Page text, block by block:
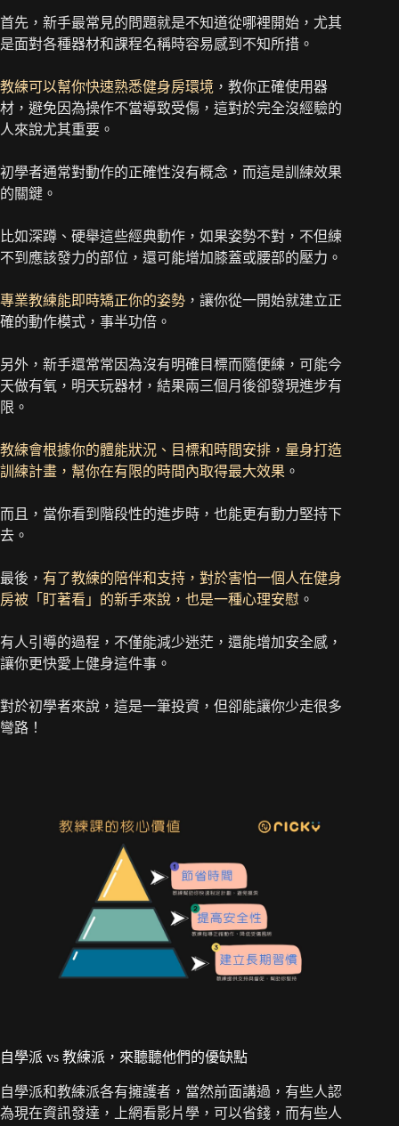
首先，新手最常見的問題就是不知道從哪裡開始，尤其
是面對各種器材和課程名稱時容易感到不知所措。
教練可以幫你快速熟悉健身房環境 ，教你正確使用器
材，避免因為操作不當導致受傷，這對於完全沒經驗的
人來說尤其重要。
初學者通常對動作的正確性沒有概念，而這是訓練效果
的關鍵。
比如深蹲、硬舉這些經典動作，如果姿勢不對，不但練
不到應該發力的部位，還可能增加膝蓋或腰部的壓力。
專業教練能即時矯正你的姿勢 ，讓你從一開始就建立正
確的動作模式，事半功倍。
另外，新手還常常因為沒有明確目標而隨便練，可能今
天做有氧，明天玩器材，結果兩三個月後卻發現進步有
限。
教練會根據你的體能狀況、目標和時間安排，量身打造
訓練計畫，幫你在有限的時間內取得最大效果 。
而且，當你看到階段性的進步時，也能更有動力堅持下
去。
最後， 有了教練的陪伴和支持，對於害怕一個人在健身
房被「盯著看」的新手來說，也是一種心理安慰 。
有人引導的過程，不僅能減少迷茫，還能增加安全感，
讓你更快愛上健身這件事。
對於初學者來說，這是一筆投資，但卻能讓你少走很多
彎路！
自學派 vs 教練派，來聽聽他們的優缺點
自學派和教練派各有擁護者，當然前面講過，有些人認
為現在資訊發達，上網看影片學，可以省錢，而有些人